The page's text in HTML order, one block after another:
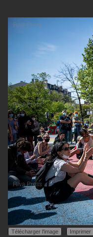
Télécharger l'image Imprimer